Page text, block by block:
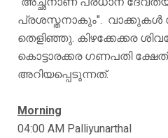
പ്രശസ്തനാകും".
തെളിഞ്ഞു. കിഴക്കേക്കര
കൊട്ടാരക്കര ഗണപതി
അറിയപ്പെടുന്നത്.
Morning
04:00 AM Palliyunarthal